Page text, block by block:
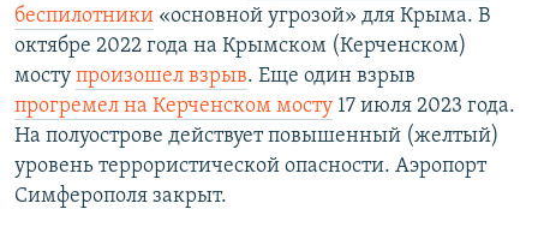
беспилотники «основной угрозой» для Крыма. В
октябре 2022 года на Крымском (Керченском)
мосту произошел взрыв. Еще один взрыв
прогремел на Керченском мосту 17 июля 2023 года.
На полуострове действует повышенный (желтый)
уровень террористической опасности. Аэропорт
Симферополя закрыт.